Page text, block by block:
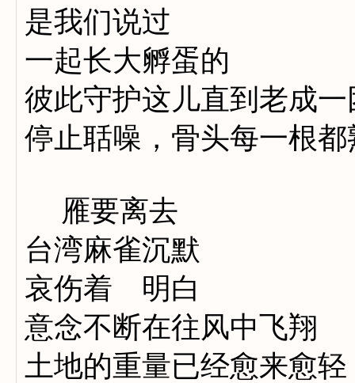
是我们说过
一起长大孵蛋的
彼此守护这儿直到老成
停止聒噪，骨头每一根
雁要离去
台湾麻雀沉默
哀伤着 明白
意念不断在往风中飞翔
土地的重量已经愈来愈轻